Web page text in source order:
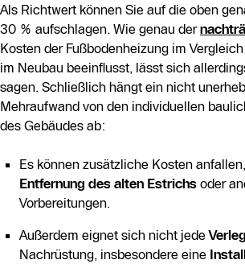
Als Richtwert können Sie auf die oben
30 % aufschlagen. Wie genau der
Kosten der Fußbodenheizung im
im Neubau beeinflusst, lässt sich
sagen. Schließlich hängt ein nicht
Mehraufwand von den individuellen
des Gebäudes ab:
Es können zusätzliche Kosten
Entfernung des alten Estrichs oder
Vorbereitungen.
Außerdem eignet sich nicht jede
Nachrüstung, insbesondere eine